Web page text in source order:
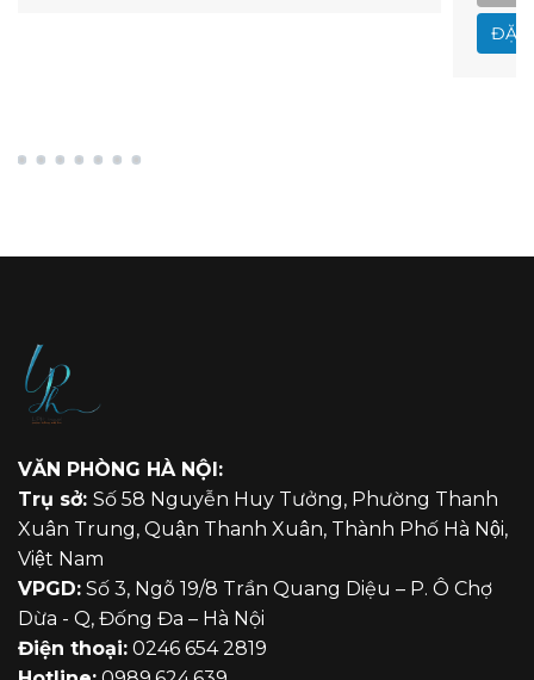
ĐẶT
VĂN PHÒNG HÀ NỘI:
Trụ sở: Số 58 Nguyễn Huy Tưởng, Phường Thanh
Xuân Trung, Quận Thanh Xuân, Thành Phố Hà Nội,
Việt Nam
VPGD: Số 3, Ngõ 19/8 Trần Quang Diệu – P. Ô Chợ
Dừa - Q, Đống Đa – Hà Nội
Điện thoại: 0246 654 2819